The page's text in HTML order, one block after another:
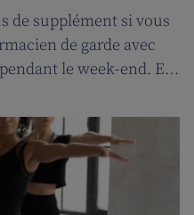
de supplément si vous
de garde avec
le week-end. En
de garde.